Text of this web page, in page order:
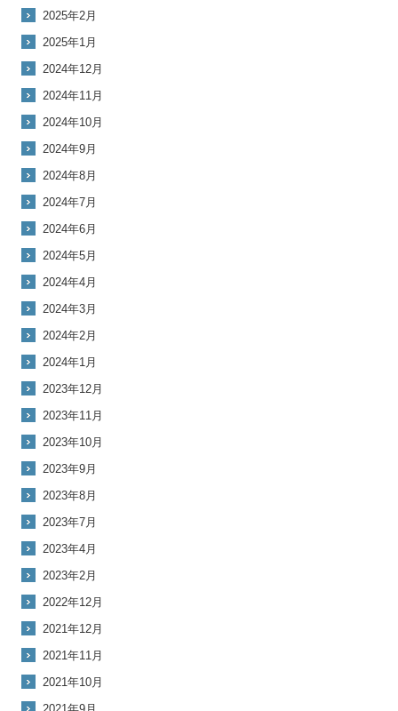
2025年2月
2025年1月
2024年12月
2024年11月
2024年10月
2024年9月
2024年8月
2024年7月
2024年6月
2024年5月
2024年4月
2024年3月
2024年2月
2024年1月
2023年12月
2023年11月
2023年10月
2023年9月
2023年8月
2023年7月
2023年4月
2023年2月
2022年12月
2021年12月
2021年11月
2021年10月